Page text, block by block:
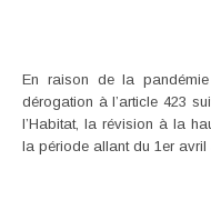
En raison de la
dérogation à l’article 423
l’Habitat, la révision à la
la période allant du 1er avril